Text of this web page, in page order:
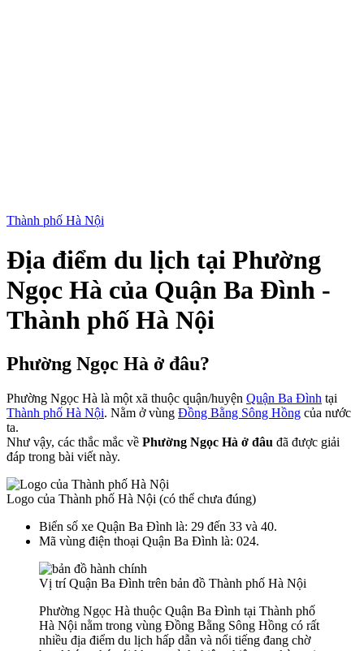
Thành phố Hà Nội
Địa điểm du lịch tại Phường
Ngọc Hà của Quận Ba Đình -
Thành phố Hà Nội
Phường Ngọc Hà ở đâu?
Phường Ngọc Hà là một xã thuộc quận/huyện Quận Ba Đình tại
Thành phố Hà Nội. Nằm ở vùng Đồng Bằng Sông Hồng của nước
ta.
Như vậy, các thắc mắc về Phường Ngọc Hà ở đâu đã được giải
đáp trong bài viết này.
Logo của Thành phố Hà Nội (có thể chưa đúng)
Biển số xe Quận Ba Đình là: 29 đến 33 và 40.
Mã vùng điện thoại Quận Ba Đình là: 024.
Vị trí Quận Ba Đình trên bản đồ Thành phố Hà Nội
Phường Ngọc Hà thuộc Quận Ba Đình tại Thành phố
Hà Nội nằm trong vùng Đồng Bằng Sông Hồng có rất
nhiều địa điểm du lịch hấp dẫn và nổi tiếng đang chờ